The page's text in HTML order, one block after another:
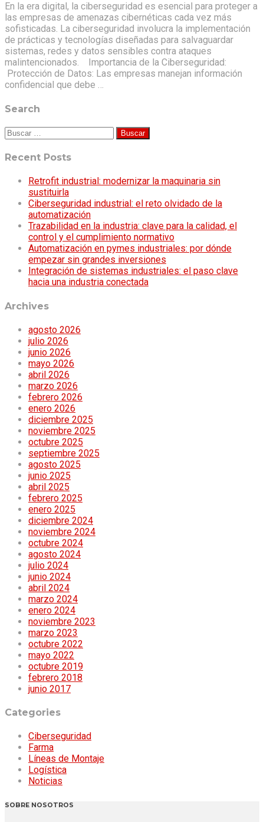
En la era digital, la ciberseguridad es esencial para proteger a
las empresas de amenazas cibernéticas cada vez más
sofisticadas. La ciberseguridad involucra la implementación
de prácticas y tecnologías diseñadas para salvaguardar
sistemas, redes y datos sensibles contra ataques
malintencionados. Importancia de la Ciberseguridad:
Protección de Datos: Las empresas manejan información
confidencial que debe …
Search
Buscar:
Recent Posts
Retrofit industrial: modernizar la maquinaria sin
sustituirla
Ciberseguridad industrial: el reto olvidado de la
automatización
Trazabilidad en la industria: clave para la calidad, el
control y el cumplimiento normativo
Automatización en pymes industriales: por dónde
empezar sin grandes inversiones
Integración de sistemas industriales: el paso clave
hacia una industria conectada
Archives
agosto 2026
julio 2026
junio 2026
mayo 2026
abril 2026
marzo 2026
febrero 2026
enero 2026
diciembre 2025
noviembre 2025
octubre 2025
septiembre 2025
agosto 2025
junio 2025
abril 2025
febrero 2025
enero 2025
diciembre 2024
noviembre 2024
octubre 2024
agosto 2024
julio 2024
junio 2024
abril 2024
marzo 2024
enero 2024
noviembre 2023
marzo 2023
octubre 2022
mayo 2022
octubre 2019
febrero 2018
junio 2017
Categories
Ciberseguridad
Farma
Líneas de Montaje
Logística
Noticias
SOBRE NOSOTROS